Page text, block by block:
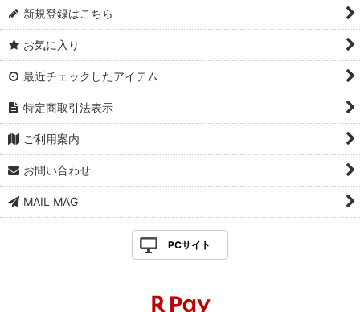
新規登録はこちら
お気に入り
最近チェックしたアイテム
特定商取引法表示
ご利用案内
お問い合わせ
MAIL MAG
PCサイト